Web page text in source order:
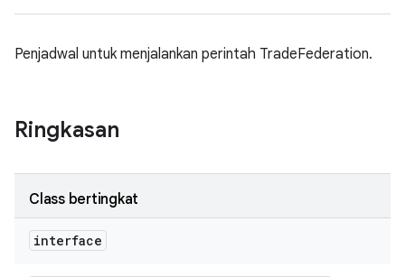
Penjadwal untuk menjalankan perintah TradeFederation.
Ringkasan
Class bertingkat
interface